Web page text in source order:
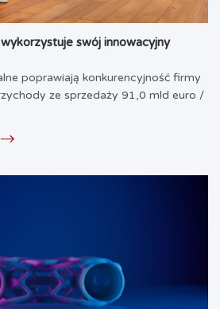
swój innowacyjny
poprawiają konkurencyjność firmy
ze sprzedaży 91,0 mld euro /